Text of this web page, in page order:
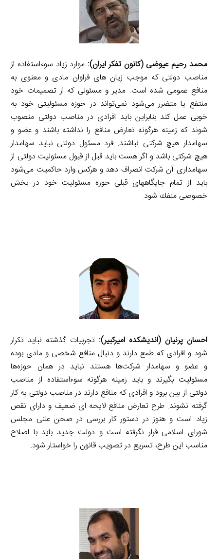
محمد رحیم عیوضی (کانون تفكر ایران): موارد زیاد سوءاستفاده از
مناصب دولتی كه موجب زیان های فراوان مادی و معنوی به
منافع عمومی شده است. مدیر و مسئولی كه از تصمیمات خود
منتفع یا متضرر می‌شود نمی‌تواند در حوزه مسئولیتی خود به
خوبی عمل كند بنابراین باید افرادی در مناصب دولتی منصوب
شوند كه زمینه هرگونه تعارض منافع را نداشته باشند و عضو و
سهامدار هیچ شركتی نباشند. فرد مسئول دولتی نباید سهامدار
هیچ شركتی باشد و اگر هست باید قبل از قبول مسئولیت دولتی از
سهامداری آن شركت انصراف دهد و هركس وارد حاكمیت می‌شود
باید از تمام جایگاههای قبلی حوزه مسئولیت خود در بخش
خصوصی منفك شود.
احسان پرنیان (اندیشكده امیركبیر): تجربیات گذشته نباید تكرار
شود و افرادی كه طمع دارند و دنبال منافع شخصی و مادی بوده
و عضو و سهامدار شركت‌ها هستند نباید در همان حوزه‌ها
مسئولیت بگیرند و باید زمینه هرگونه سوءاستفاده از مناصب
دولتی از بین برود و افرادی كه منافع دارند در مناصب دولتی به كار
گرفته نشوند. طرح تعارض منافع لایحه ای ضعیف و دارای نقص
زیاد است و هنوز در دستور كار بررسی در صحن علنی مجلس
شورای اسلامی قرار نگرفته است و دولت جدید باید با اصلاح
مناسب این طرح، تسریع در تصویب قانون را خواستار شود.